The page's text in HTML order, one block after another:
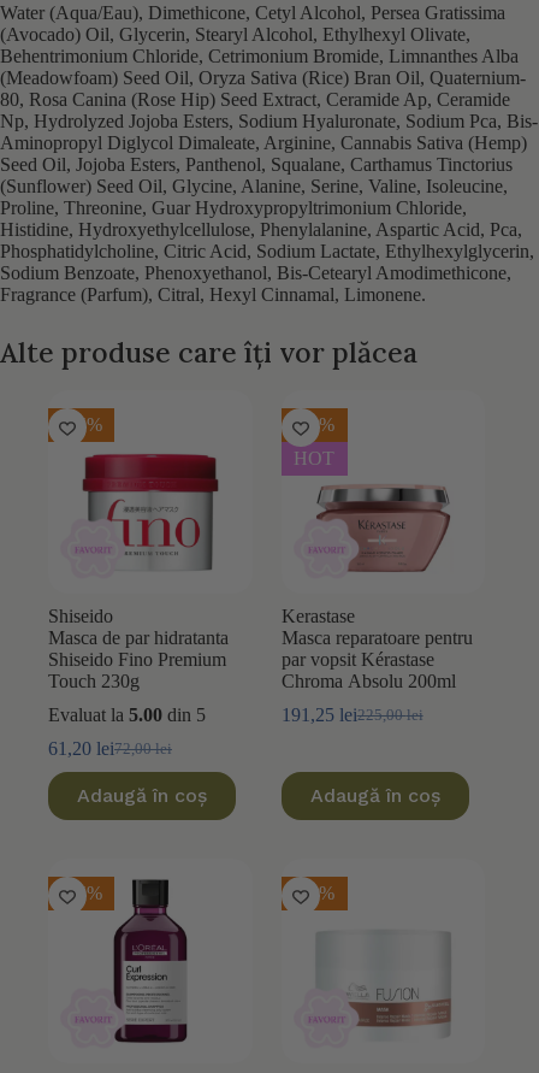
Water (Aqua/Eau), Dimethicone, Cetyl Alcohol, Persea Gratissima
(Avocado) Oil, Glycerin, Stearyl Alcohol, Ethylhexyl Olivate,
Behentrimonium Chloride, Cetrimonium Bromide, Limnanthes Alba
(Meadowfoam) Seed Oil, Oryza Sativa (Rice) Bran Oil, Quaternium-
80, Rosa Canina (Rose Hip) Seed Extract, Ceramide Ap, Ceramide
Np, Hydrolyzed Jojoba Esters, Sodium Hyaluronate, Sodium Pca, Bis-
Aminopropyl Diglycol Dimaleate, Arginine, Cannabis Sativa (Hemp)
Seed Oil, Jojoba Esters, Panthenol, Squalane, Carthamus Tinctorius
(Sunflower) Seed Oil, Glycine, Alanine, Serine, Valine, Isoleucine,
Proline, Threonine, Guar Hydroxypropyltrimonium Chloride,
Histidine, Hydroxyethylcellulose, Phenylalanine, Aspartic Acid, Pca,
Phosphatidylcholine, Citric Acid, Sodium Lactate, Ethylhexylglycerin,
Sodium Benzoate, Phenoxyethanol, Bis-Cetearyl Amodimethicone,
Fragrance (Parfum), Citral, Hexyl Cinnamal, Limonene.
Alte produse care îți vor plăcea
-15%
Shiseido
Masca de par hidratanta
Shiseido Fino Premium
Touch 230g
Evaluat la 5.00 din 5
72,00lei
Prețul
a
fost:
61,20 leiPrețul
este:
61,20 lei.
Adaugă în coș
-15%
HOT
Kerastase
Masca reparatoare pentru
par vopsit Kérastase
Chroma Absolu 200ml
225,00lei
Prețul
a
fost:
225,00 lei.
191,25 leiPrețul
este:
191,25 lei.
Adaugă în coș
-15% -10%